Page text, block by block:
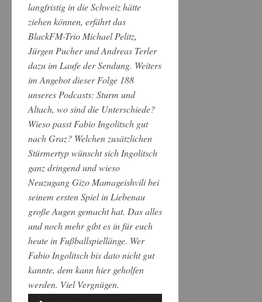
langfristig in die Schweiz hätte
ziehen können, erfährt das
BlackFM-Trio Michael Pelitz,
Jürgen Pucher und Andreas Terler
dazu im Laufe der Sendung. Weiters
im Angebot dieser Folge 188
unseres Podcasts: Sturm und
Altach, wo sind die Unterschiede?
Wieso passt Fabio Ingolitsch gut
nach Graz? Welchen zusätzlichen
Stürmertyp wünscht sich Ingolitsch
ganz dringend und wieso
Neuzugang Gizo Mamageishvili bei
seinem ersten Spiel in Liebenau
große Augen gemacht hat. Das alles
und noch mehr gibt es in für euch
heute in Fußballspiellänge. Wer
Fabio Ingolitsch bis dato nicht gut
kannte, dem kann hier geholfen
werden. Viel Vergnügen.